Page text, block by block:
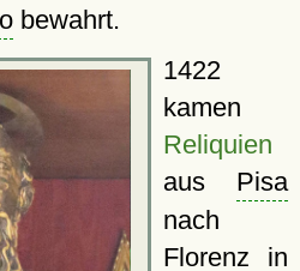
bewahrt.
1422
kamen
Reliquien
aus Pisa
nach
Florenz in